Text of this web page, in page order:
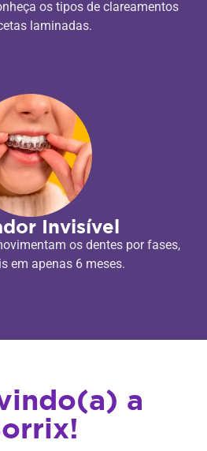
os tipos de clareamentos
laminadas.
Invisível
os dentes por fases,
em apenas 6 meses.
a